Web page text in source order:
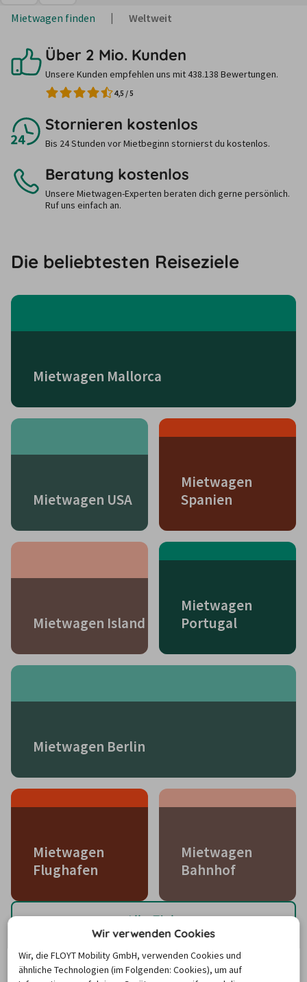
Mietwagen finden Weltweit
Über 2 Mio. Kunden
Unsere Kunden empfehlen uns mit 438.138 Bewertungen.
4,5 /5
Stornieren kostenlos
Bis 24 Stunden vor Mietbeginn stornierst du kostenlos.
Beratung kostenlos
Unsere Mietwagen-Experten beraten dich gerne persönlich.
Ruf uns einfach an.
Die beliebtesten Reiseziele
Mietwagen Mallorca
Mietwagen USA
Mietwagen
Spanien
Mietwagen Island
Mietwagen
Portugal
Mietwagen Berlin
Mietwagen
Flughafen
Mietwagen
Bahnhof
Alle Ziele
Mietwagenstationen weltweit
Wir verwenden Cookies
Wir, die FLOYT Mobility GmbH, verwenden Cookies und
ähnliche Technologien (im Folgenden: Cookies), um auf